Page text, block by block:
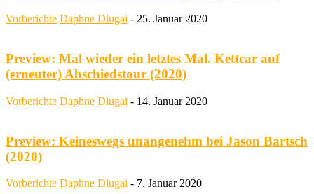
Vorberichte Daphne Dlugai - 25. Januar 2020
Preview: Mal wieder ein letztes Mal. Kettcar auf
(erneuter) Abschiedstour (2020)
Vorberichte Daphne Dlugai - 14. Januar 2020
Preview: Keineswegs unangenehm bei Jason Bartsch
(2020)
Vorberichte Daphne Dlugai - 7. Januar 2020